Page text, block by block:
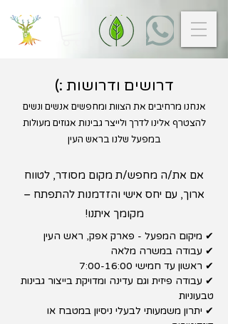
דרושים ודרושות :)
אנחנו מרחיבים את הצוות ומחפשים אנשים ונשים
להצטרף אלינו לדרך ולייצר גבינות אגוזים מעולות
במפעל שלנו בראש העין
אם את/ה מחפש/ת מקום מסודר, לטווח
ארוך, עם יחס אישי והזדמנות להתפתח –
מקומך איתנו!
✔ מיקום המפעל - פארק אפק, ראש העין
✔ עבודה במשרה מלאה
✔ ראשון עד חמישי 7:00-16:00
✔ עבודה פיזית וגם עדינה ומדויקת בייצור גבינות
טבעוניות
✔ יתרון משמעותי לבעלי ניסיון במטבח או